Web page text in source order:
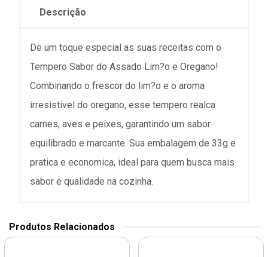
Descrição
De um toque especial as suas receitas com o
Tempero Sabor do Assado Lim?o e Oregano!
Combinando o frescor do lim?o e o aroma
irresistivel do oregano, esse tempero realca
carnes, aves e peixes, garantindo um sabor
equilibrado e marcante. Sua embalagem de 33g e
pratica e economica, ideal para quem busca mais
sabor e qualidade na cozinha.
Produtos Relacionados